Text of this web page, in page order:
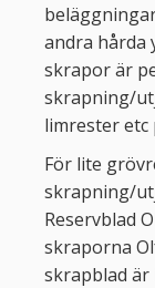
andra hårda
skrapor är
skrapning/
limrester etc
För lite
skrapning/
Reservblad
skraporna
skrapblad är